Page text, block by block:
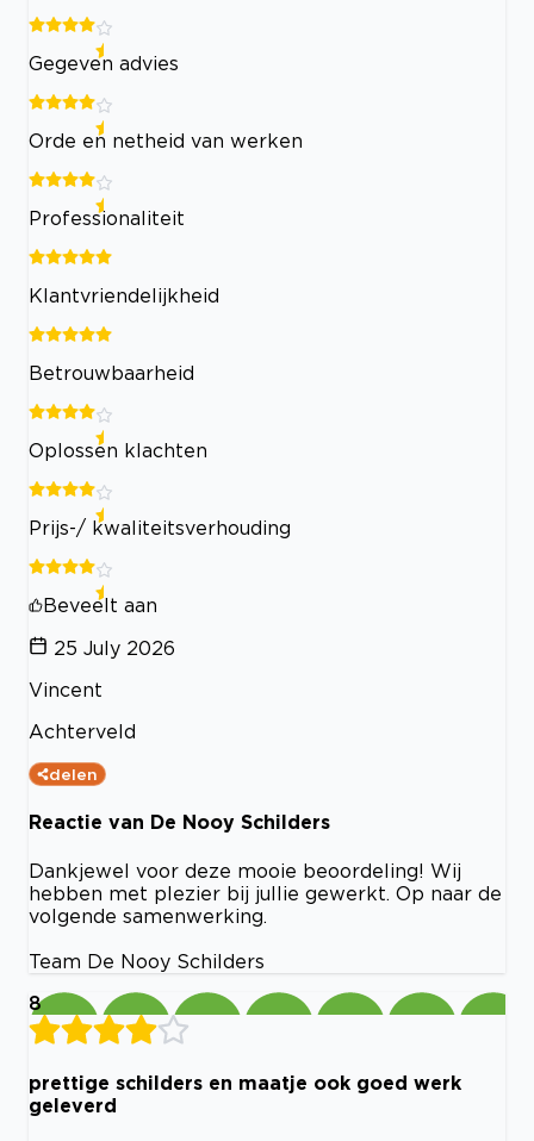
Gegeven advies
Orde en netheid van werken
Professionaliteit
Klantvriendelijkheid
Betrouwbaarheid
Oplossen klachten
Prijs-/ kwaliteitsverhouding
Beveelt aan
25 July 2026
Vincent
Achterveld
delen
Reactie van De Nooy Schilders
Dankjewel voor deze mooie beoordeling! Wij
hebben met plezier bij jullie gewerkt. Op naar de
volgende samenwerking.
Team De Nooy Schilders
8
prettige schilders en maatje ook goed werk
geleverd